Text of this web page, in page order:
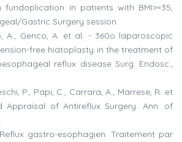
fundoplication in patients with BMI>=35,
Gastric Surgery session.
A., Genco, A. et al. - 360o laparoscopic
free hiatoplasty in the treatment of
reflux disease Surg. Endosc.,
P., Papi, C., Carrara, A., Marrese, R. et
Appraisal of Antireflux Surgery. Ann. of
gastro-esophagien. Traitement par